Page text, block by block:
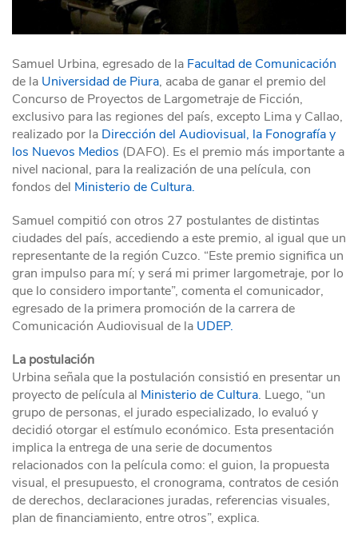
Samuel Urbina, egresado de la Facultad de Comunicación
de la Universidad de Piura, acaba de ganar el premio del
Concurso de Proyectos de Largometraje de Ficción,
exclusivo para las regiones del país, excepto Lima y Callao,
realizado por la Dirección del Audiovisual, la Fonografía y
los Nuevos Medios (DAFO). Es el premio más importante a
nivel nacional, para la realización de una película, con
fondos del Ministerio de Cultura.
Samuel compitió con otros 27 postulantes de distintas
ciudades del país, accediendo a este premio, al igual que un
representante de la región Cuzco. “Este premio significa un
gran impulso para mí; y será mi primer largometraje, por lo
que lo considero importante”, comenta el comunicador,
egresado de la primera promoción de la carrera de
Comunicación Audiovisual de la UDEP.
La postulación
Urbina señala que la postulación consistió en presentar un
proyecto de película al Ministerio de Cultura. Luego, “un
grupo de personas, el jurado especializado, lo evaluó y
decidió otorgar el estímulo económico. Esta presentación
implica la entrega de una serie de documentos
relacionados con la película como: el guion, la propuesta
visual, el presupuesto, el cronograma, contratos de cesión
de derechos, declaraciones juradas, referencias visuales,
plan de financiamiento, entre otros”, explica.